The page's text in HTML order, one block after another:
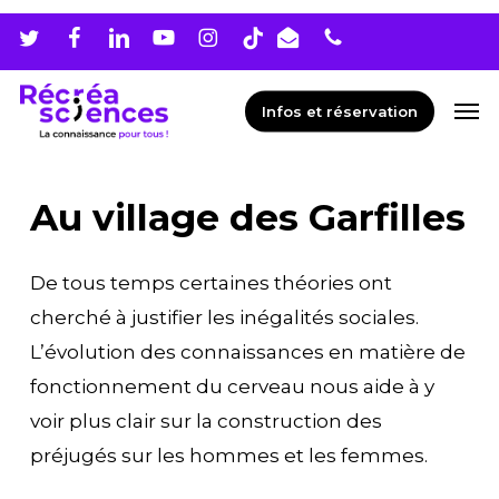
Skip
main
content
Infos et réservation
Au village des Garfilles
De tous temps certaines théories ont
cherché à justifier les inégalités sociales.
L’évolution des connaissances en matière de
fonctionnement du cerveau nous aide à y
voir plus clair sur la construction des
préjugés sur les hommes et les femmes.
Menu